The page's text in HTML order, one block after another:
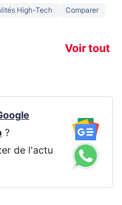
High-Tech Comparer
Voir tout
5 générations
prochaine
?
de l'actu